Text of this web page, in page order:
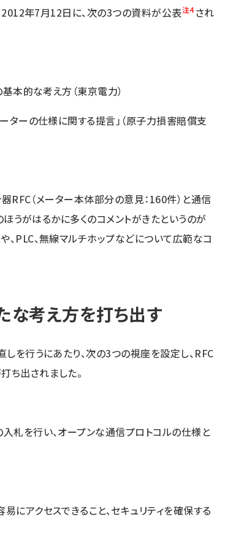
2012年7月12日に、次の3つの資料が公表注4され
本的な考え方（東京電力）
ターの仕様に関する提言」（原子力損害賠償支
器RFC（メーター本体部分の意見：160件）と通信
うがはるかに多くのコメントがきたというのが
PLC、無線マルチホップなどについて広範なコ
な考え方を打ち出す
を行うにあたり、次の3つの視座を設定し、RFC
ち出されました。
札を行い、オープンな通信プロトコルの仕様と
にアクセスできること、セキュリティを確保する